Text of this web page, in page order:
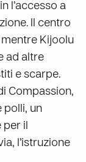
l’accesso a
Il centro
mentre Kijoolu
ad altre
e scarpe.
Compassion,
polli, un
il
l’istruzione